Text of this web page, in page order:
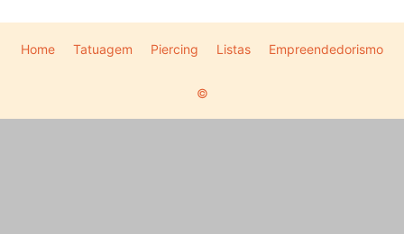
Home Tatuagem Piercing Listas Empreendedorismo
©